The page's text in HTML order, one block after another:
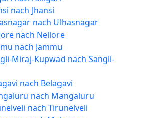
nach Jhansi
nach Ulhasnagar
nach Nellore
nach Jammu
Miraj-Kupwad nach Sangli-
nach Belagavi
nach Mangaluru
nach Tirunelveli